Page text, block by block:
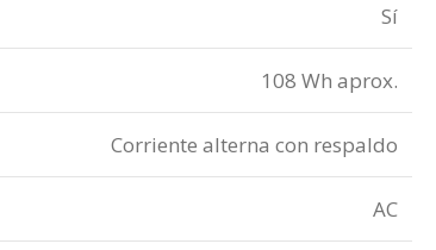
Sí
108 Wh aprox.
Corriente alterna con respaldo
AC